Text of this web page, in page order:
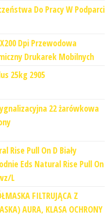
Do Pracy W Podparci
Dpi Przewodowa
Drukarek Mobilnych
25kg 2905
22 żarówkowa
Rise Pull On D Biały
Eds Natural Rise Pull On
L
FILTRUJĄCA Z
AURA, KLASA OCHRONY